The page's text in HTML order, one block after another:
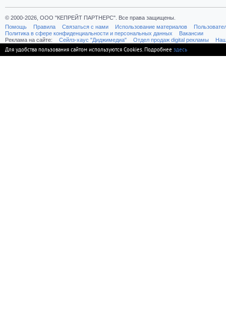
© 2000-2026, ООО "КЕПРЕЙТ ПАРТНЕРС". Все права защищены.
Помощь
Правила Связаться с нами Использование материалов
Политика в сфере конфиденциальности и персональных данных
Вакансии
Реклама на сайте:
Cейлз-хаус "Диджимедиа" Отдел продаж digital рекламы
Для удобства пользования сайтом используются Cookies. Подробнее здесь